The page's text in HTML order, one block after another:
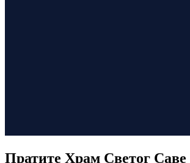
Пратите Храм Светог Саве